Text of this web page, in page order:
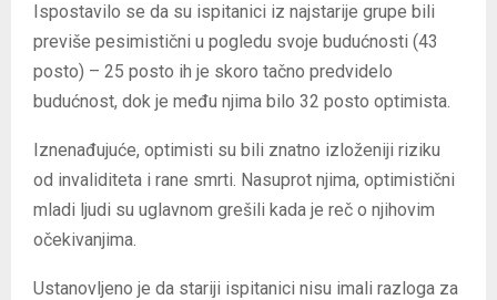
Ispostavilo se da su ispitanici iz najstarije grupe bili
previše pesimistični u pogledu svoje budućnosti (43
posto) – 25 posto ih je skoro tačno predvidelo
budućnost, dok je među njima bilo 32 posto optimista.
Iznenađujuće, optimisti su bili znatno izloženiji riziku
od invaliditeta i rane smrti. Nasuprot njima, optimistični
mladi ljudi su uglavnom grešili kada je reč o njihovim
očekivanjima.
Ustanovljeno je da stariji ispitanici nisu imali razloga za